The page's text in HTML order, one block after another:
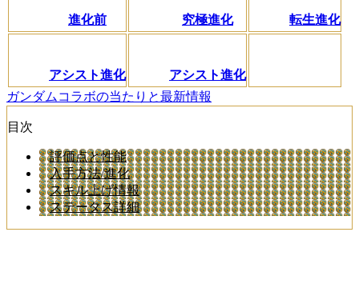
進化前 究極進化 転生進化
アシスト進化
アシスト進化
ガンダムコラボの当たりと最新情報
目次
評価点と性能
入手方法/進化
スキル上げ情報
ステータス詳細